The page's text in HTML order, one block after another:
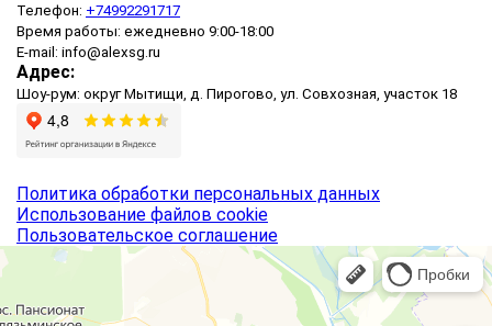
Телефон: +74992291717
Время работы: ежедневно 9:00-18:00
E-mail: info@alexsg.ru
Адрес:
Шоу-рум: округ Мытищи, д. Пирогово, ул. Совхозная, участок 18
Политика обработки персональных данных
Использование файлов cookie
Пользовательское соглашение